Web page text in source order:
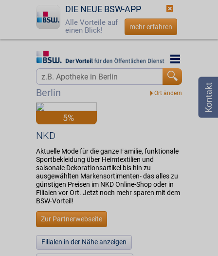
DIE NEUE BSW-APP
Alle Vorteile auf
einen Blick!
mehr erfahren
Startseite
Jetzt BSW-Mitglied werden
Login
Berlin
Startseite
Vorteilswelt
5%
NKD
Aktuelle Mode für die ganze Familie, funktionale
Sportbekleidung über Heimtextilien und
saisonale Dekorationsartikel bis hin zu
ausgewählten Markensortimenten- das alles zu
günstigen Preisen im NKD Online-Shop oder in
Filialen vor Ort. Jetzt noch mehr sparen mit dem
BSW-Vorteil!
Zur Partnerwebseite
Filialen in der Nähe anzeigen